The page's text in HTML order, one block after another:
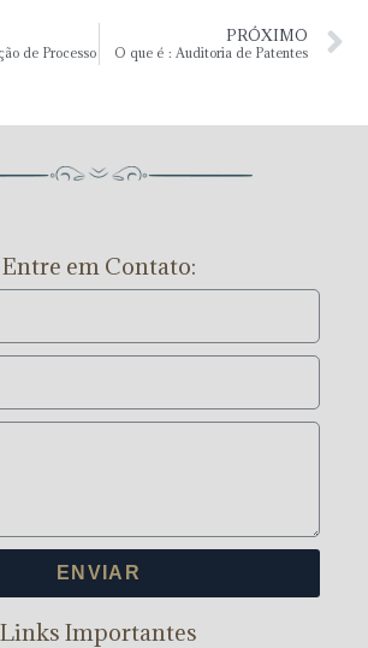
de Processo
PRÓXIMO
O que é : Auditoria de Patentes
Entre em Contato:
ENVIAR
Links Importantes